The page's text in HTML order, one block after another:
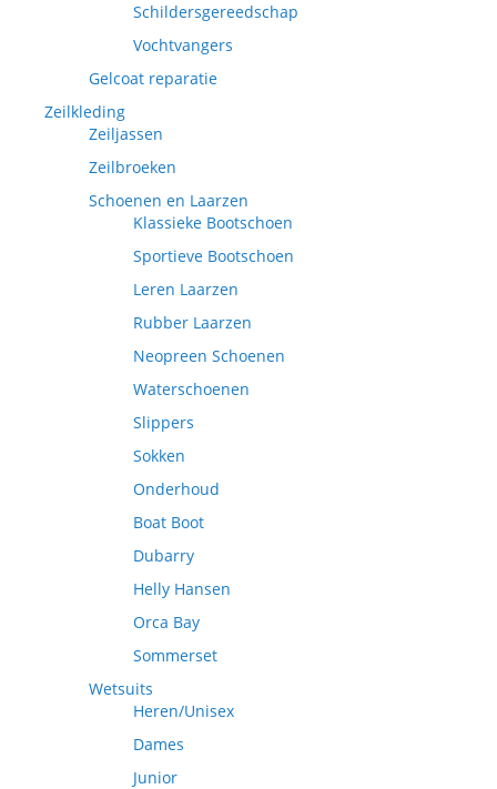
Schildersgereedschap
Vochtvangers
Gelcoat reparatie
Zeilkleding
Zeiljassen
Zeilbroeken
Schoenen en Laarzen
Klassieke Bootschoen
Sportieve Bootschoen
Leren Laarzen
Rubber Laarzen
Neopreen Schoenen
Waterschoenen
Slippers
Sokken
Onderhoud
Boat Boot
Dubarry
Helly Hansen
Orca Bay
Sommerset
Wetsuits
Heren/Unisex
Dames
Junior